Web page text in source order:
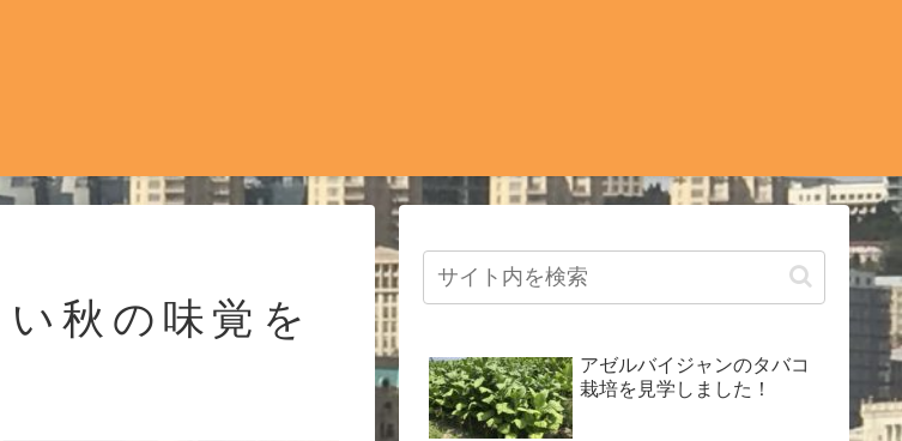
秋の味覚を
アゼルバイジャンのタバコ
栽培を見学しました！